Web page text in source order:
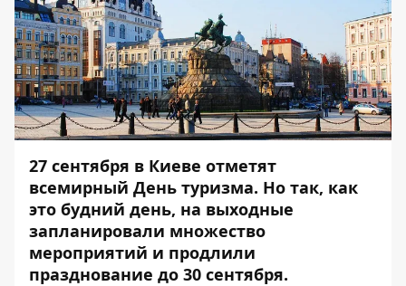
27 сентября в Киеве отметят
всемирный День туризма. Но так, как
это будний день, на выходные
запланировали множество
мероприятий и продлили
празднование до 30 сентября.